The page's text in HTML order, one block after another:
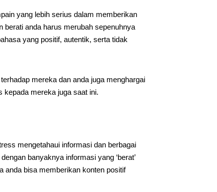
yang lebih serius dalam memberikan
berati anda harus merubah sepenuhnya
yang positif, autentik, serta tidak
mereka dan anda juga menghargai
kepada mereka juga saat ini.
mengetahaui informasi dan berbagai
banyaknya informasi yang ‘berat’
anda bisa memberikan konten positif